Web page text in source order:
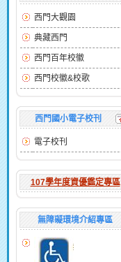
西門大觀園
典藏西門
西門百年校徽
西門校徽&校歌
西門國小電子校刊
電子校刊
107學年度資優鑑定專區
無障礙環境介紹專區